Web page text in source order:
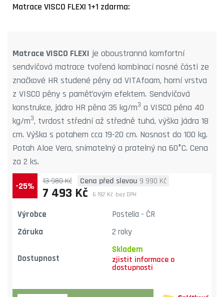
Matrace VISCO FLEXI 1+1 zdarma:
Matrace VISCO FLEXI je oboustranná komfortní
sendvičová matrace tvořená kombinací nosné části ze
značkové HR studené pěny od VITAfoam, horní vrstva
z VISCO pěny s paměťovým efektem. Sendvičová
konstrukce, jádro HR pěna 35 kg/m3 a VISCO pěna 40
kg/m3, tvrdost střední až středně tuhá, výška jádra 18
cm. Výška s potahem cca 19-20 cm. Nosnost do 100 kg.
Potah Aloe Vera, snímatelný a pratelný na 60°C. Cena
za 2 ks.
-25% 7 493 Kč bez DPH
6 192 Kč
13 980 Kč Cena před slevou 9 990 Kč
Výrobce
Postelia - ČR
Záruka
2 roky
Dostupnost
Skladem